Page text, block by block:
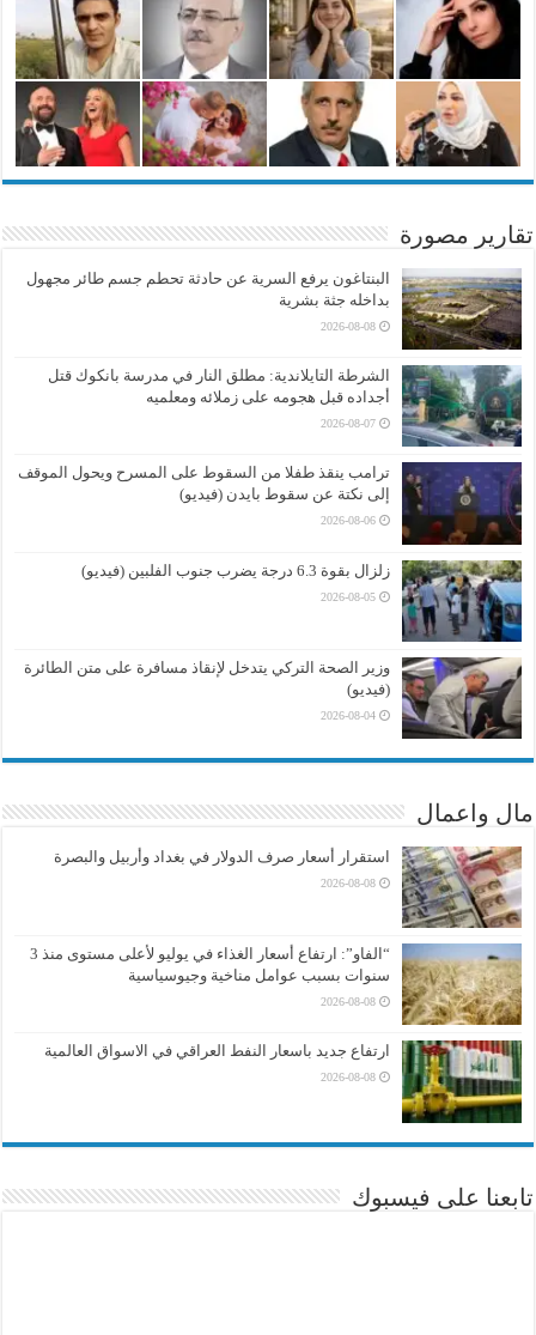
تقارير مصورة
البنتاغون يرفع السرية عن حادثة تحطم جسم طائر مجهول
بداخله جثة بشرية
2026-08-08
الشرطة التايلاندية: مطلق النار في مدرسة بانكوك قتل
أجداده قبل هجومه على زملائه ومعلميه
2026-08-07
ترامب ينقذ طفلا من السقوط على المسرح ويحول الموقف
إلى نكتة عن سقوط بايدن (فيديو)
2026-08-06
زلزال بقوة 6.3 درجة يضرب جنوب الفلبين (فيديو)
2026-08-05
وزير الصحة التركي يتدخل لإنقاذ مسافرة على متن الطائرة
(فيديو)
2026-08-04
مال واعمال
استقرار أسعار صرف الدولار في بغداد وأربيل والبصرة
2026-08-08
“الفاو”: ارتفاع أسعار الغذاء في يوليو لأعلى مستوى منذ 3
سنوات بسبب عوامل مناخية وجيوسياسية
2026-08-08
ارتفاع جديد باسعار النفط العراقي في الاسواق العالمية
2026-08-08
تابعنا على فيسبوك